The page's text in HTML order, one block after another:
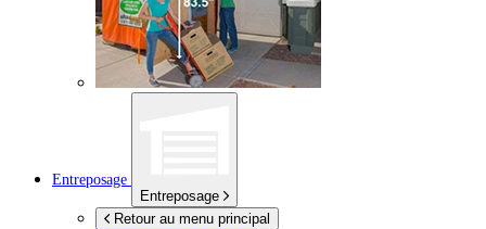
Entreposage
Entreposage
Retour au menu principal